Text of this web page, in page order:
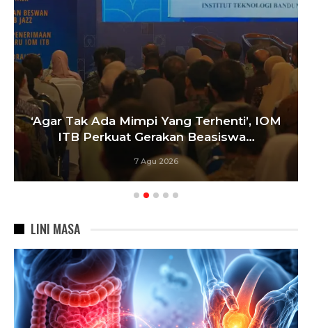
‘Agar Tak Ada Mimpi Yang Terhenti’, IOM
ITB Perkuat Gerakan Beasiswa…
7 Agu 2026
LINI MASA